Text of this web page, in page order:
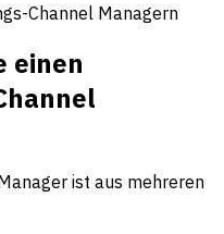
Channel Managern
einen
ist aus mehreren